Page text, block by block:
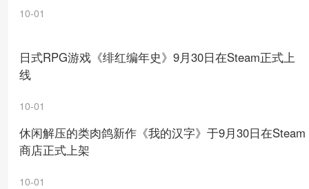
10-01
日式RPG游戏《绯红编年史》9月30日在Steam正式上
线
10-01
休闲解压的类肉鸽新作《我的汉字》于9月30日在Steam
商店正式上架
10-01